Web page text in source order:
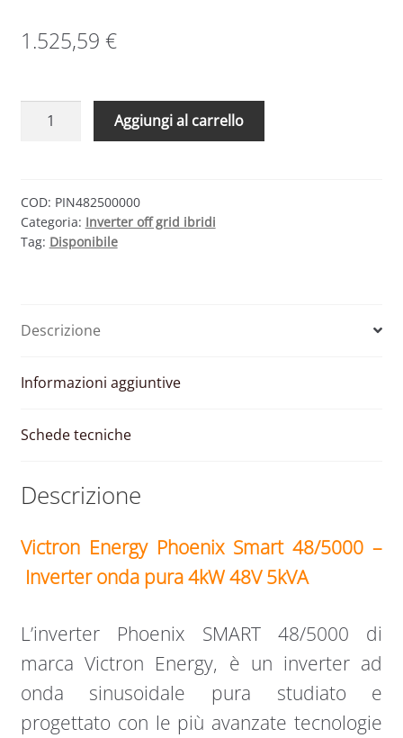
1.525,59 €
VICTRON
48/5000
–
INVERTER
48V
quantità
Aggiungi al carrello
COD: PIN482500000
Categoria: Inverter off grid ibridi
Tag: Disponibile
Descrizione
Informazioni aggiuntive
Schede tecniche
Descrizione
Victron Energy Phoenix Smart 48/5000 –
Inverter onda pura 4kW 48V 5kVA
L’inverter Phoenix SMART 48/5000 di
marca Victron Energy, è un inverter ad
onda sinusoidale pura studiato e
progettato con le più avanzate tecnologie